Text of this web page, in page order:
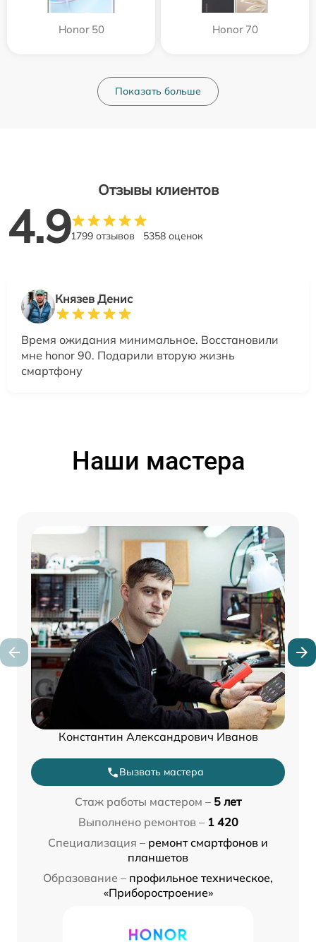
Honor 50 Honor 70
Показать больше
Отзывы клиентов
4.91799 отзывов 5358 оценок
Князев Денис
Время ожидания минимальное. Восстановили
мне honor 90. Подарили вторую жизнь
смартфону
Наши мастера
Константин Александрович Иванов
Вызвать мастера
Стаж работы мастером – 5 лет
Выполнено ремонтов – 1 420
Специализация – ремонт смартфонов и
планшетов
Образование – профильное техническое,
«Приборостроение»